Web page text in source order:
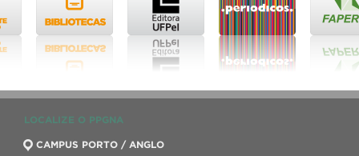
LOCALIZE O PPGNA
CAMPUS PORTO / ANGLO